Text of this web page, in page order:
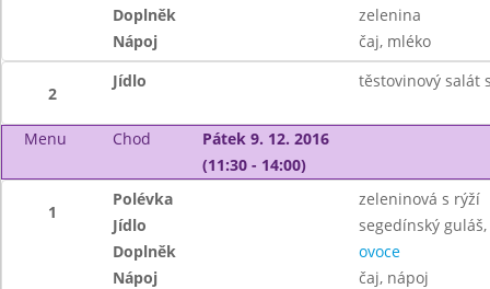
Doplněk
zelenina
Nápoj
čaj, mléko
2
Jídlo těstovinový salát
Menu Chod
Pátek 9. 12. 2016
(11:30 - 14:00)
1
Polévka
zeleninová s rýží
Jídlo
segedínský
Doplněk
ovoce
Nápoj
čaj, nápoj